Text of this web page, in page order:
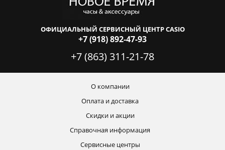
ОФИЦИАЛЬНЫЙ СЕРВИСНЫЙ ЦЕНТР CASIO
+7 (918) 892-47-93
+7 (863) 311-21-78
О компании
Оплата и доставка
Скидки и акции
Справочная информация
Сервисные центры